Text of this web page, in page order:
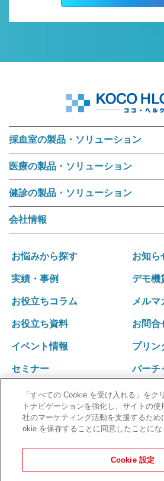
採血室の製品・ソリューション
採血業務ソリューション
採血管準備装置 i･pres core
採血管準備装置 i･pres fine
採血管準備装置 i・pres fit Ⅱ
尿カップラベラー CL-350
採血業務支援システム RInCS
採血業務指標化システム
統合受付システム（採血・処置
採血・採尿一体型 自動受付機
医療の製品・ソリューション
外来用リストバンド
RFIDリストバンド（E-ブレス®）
ラベル・リストバンド・RFID
入院用リストバンド
バーコードリーダー
リストバンド発行パッケージ
医療事務プリント改善ソリュー
健診の製品・ソリューション
健診機関向けリストバンド
受診者名簿データ変換ツール 受
キュー
受診キット発送アウトソーシン
健診関連発送業務 内製化ソリュ
採血業務ソリューション
採血管準備装置 i・pres fit Ⅱ
会社情報
選ばれる理由
運営ポリシー
社訓･経営理念
拠点一覧･グループネットワーク
沿革
お悩みから探す
実績・事例
お役立ちコラム
お役立ち資料
イベント情報
セミナー
お知ら
デモ機
メルマ
お問合
プリン
バーチ
「すべての Cookie を受け入れる」をク
トナビゲーションを強化し、サイトの
社のマーケティング活動を支援するため
okie を保存することに同意したことにな
Cookie 設定